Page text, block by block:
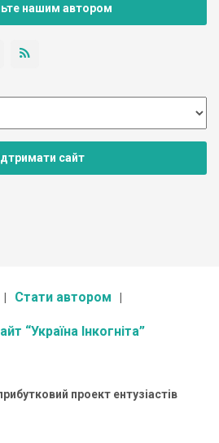
нашим автором
сайт
Стати автором
“Україна Інкогніта”
проект ентузіастів